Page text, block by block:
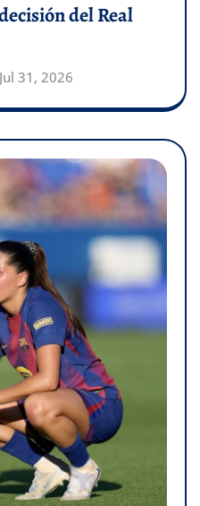
del Real
Jul 31, 2026